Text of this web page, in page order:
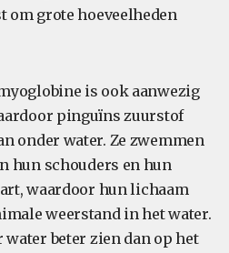
om grote hoeveelheden
is ook aanwezig
pinguïns zuurstof
onder water. Ze zwemmen
hun schouders en hun
waardoor hun lichaam
weerstand in het water.
beter zien dan op het